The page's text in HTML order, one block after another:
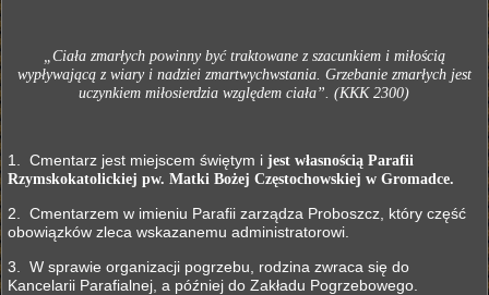
„Ciała zmarłych powinny być traktowane z szacunkiem i miłością
wypływającą z wiary i nadziei zmartwychwstania. Grzebanie zmarłych jest
uczynkiem miłosierdzia względem ciała”. (KKK 2300)
1. Cmentarz jest miejscem świętym ijest własnością Parafii
Rzymskokatolickiej pw. Matki Bożej Częstochowskiej w Gromadce.
2. Cmentarzem w imieniu Parafii zarządza Proboszcz, który część
obowiązków zleca wskazanemu administratorowi.
3. W sprawie organizacji pogrzebu, rodzina zwraca się do
Kancelarii Parafialnej, a później do Zakładu Pogrzebowego.